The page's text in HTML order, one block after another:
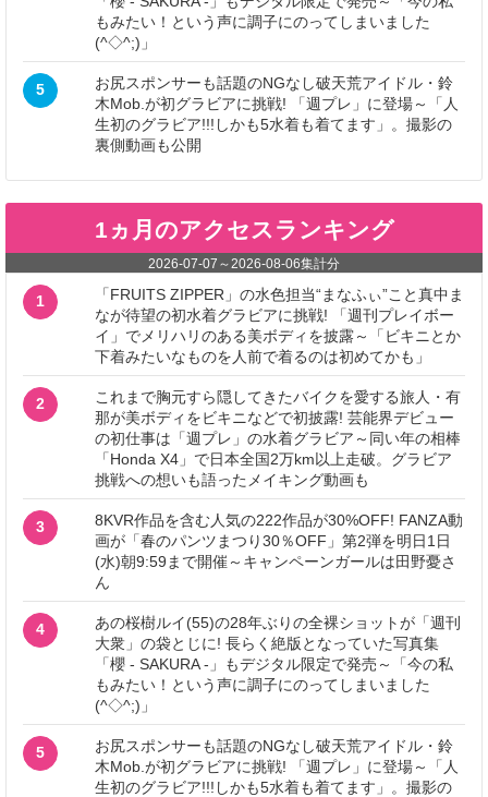
もみたい！という声に調子にのってしまいました
(^◇^;)」
5
お尻スポンサーも話題のNGなし破天荒アイドル・鈴
木Mob.が初グラビアに挑戦! 「週プレ」に登場～「人
生初のグラビア!!!しかも5水着も着てます」。撮影の
裏側動画も公開
1ヵ月のアクセスランキング
2026-07-07 ～2026-08-06集計分
1
「FRUITS ZIPPER」の水色担当“まなふぃ”こと真中ま
なが待望の初水着グラビアに挑戦! 「週刊プレイボー
イ」でメリハリのある美ボディを披露～「ビキニとか
下着みたいなものを人前で着るのは初めてかも」
2
これまで胸元すら隠してきたバイクを愛する旅人・有
那が美ボディをビキニなどで初披露! 芸能界デビュー
の初仕事は「週プレ」の水着グラビア～同い年の相棒
「Honda X4」で日本全国2万km以上走破。グラビア
挑戦への想いも語ったメイキング動画も
3
8KVR作品を含む人気の222作品が30%OFF! FANZA動
画が「春のパンツまつり30％OFF」第2弾を明日1日
(水)朝9:59まで開催～キャンペーンガールは田野憂さ
ん
4
あの桜樹ルイ(55)の28年ぶりの全裸ショットが「週刊
大衆」の袋とじに! 長らく絶版となっていた写真集
「櫻 - SAKURA -」もデジタル限定で発売～「今の私
もみたい！という声に調子にのってしまいました
(^◇^;)」
5
お尻スポンサーも話題のNGなし破天荒アイドル・鈴
木Mob.が初グラビアに挑戦! 「週プレ」に登場～「人
生初のグラビア!!!しかも5水着も着てます」。撮影の